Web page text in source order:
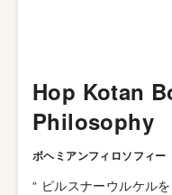
Hop Kotan
Philosophy
ボヘミアンフィロソフィー
“ ピルスナーウルケル